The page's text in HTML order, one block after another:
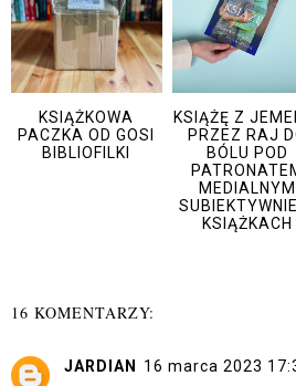
KSIĄŻKOWA
PACZKA OD GOSI
BIBLIOFILKI
KSIĄŻĘ Z
PRZEZ RAJ
BÓLU POD
MEDIALNYM
KSIĄŻKACH
16 KOMENTARZY:
JARDIAN
16 marca 2023